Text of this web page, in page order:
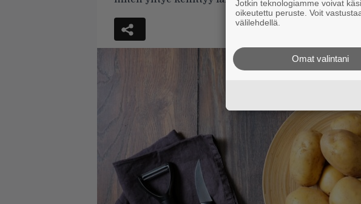
Jotkin teknologiamme voivat
oikeutettu peruste. Voit
välilehdellä.
Omat valintani